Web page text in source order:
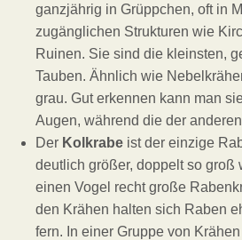
ganzjährig in Grüppchen, oft in
zugänglichen Strukturen wie
Ruinen. Sie sind die kleinsten,
Tauben. Ähnlich wie
grau. Gut erkennen kann man
Augen, während die der
Der Kolkrabe ist der einzige
deutlich größer, doppelt so groß
einen Vogel recht große
den Krähen halten sich Raben
fern. In einer Gruppe von